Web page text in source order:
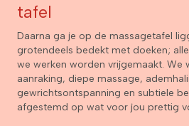
tafel
Daarna ga je op de massagetafel
grotendeels bedekt met doeken;
we werken worden vrijgemaakt. We
aanraking, diepe massage,
gewrichtsontspanning en subtiele
afgestemd op wat voor jou prettig